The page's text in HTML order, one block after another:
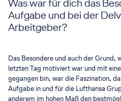
Was war für dich das
Aufgabe und bei der
Arbeitgeber?
Das Besondere und auch der Grund,
letzten Tag motiviert war und mit
gegangen bin, war die Faszination,
Aufgabe in und für die Lufthansa
anderem im hohen Maß den